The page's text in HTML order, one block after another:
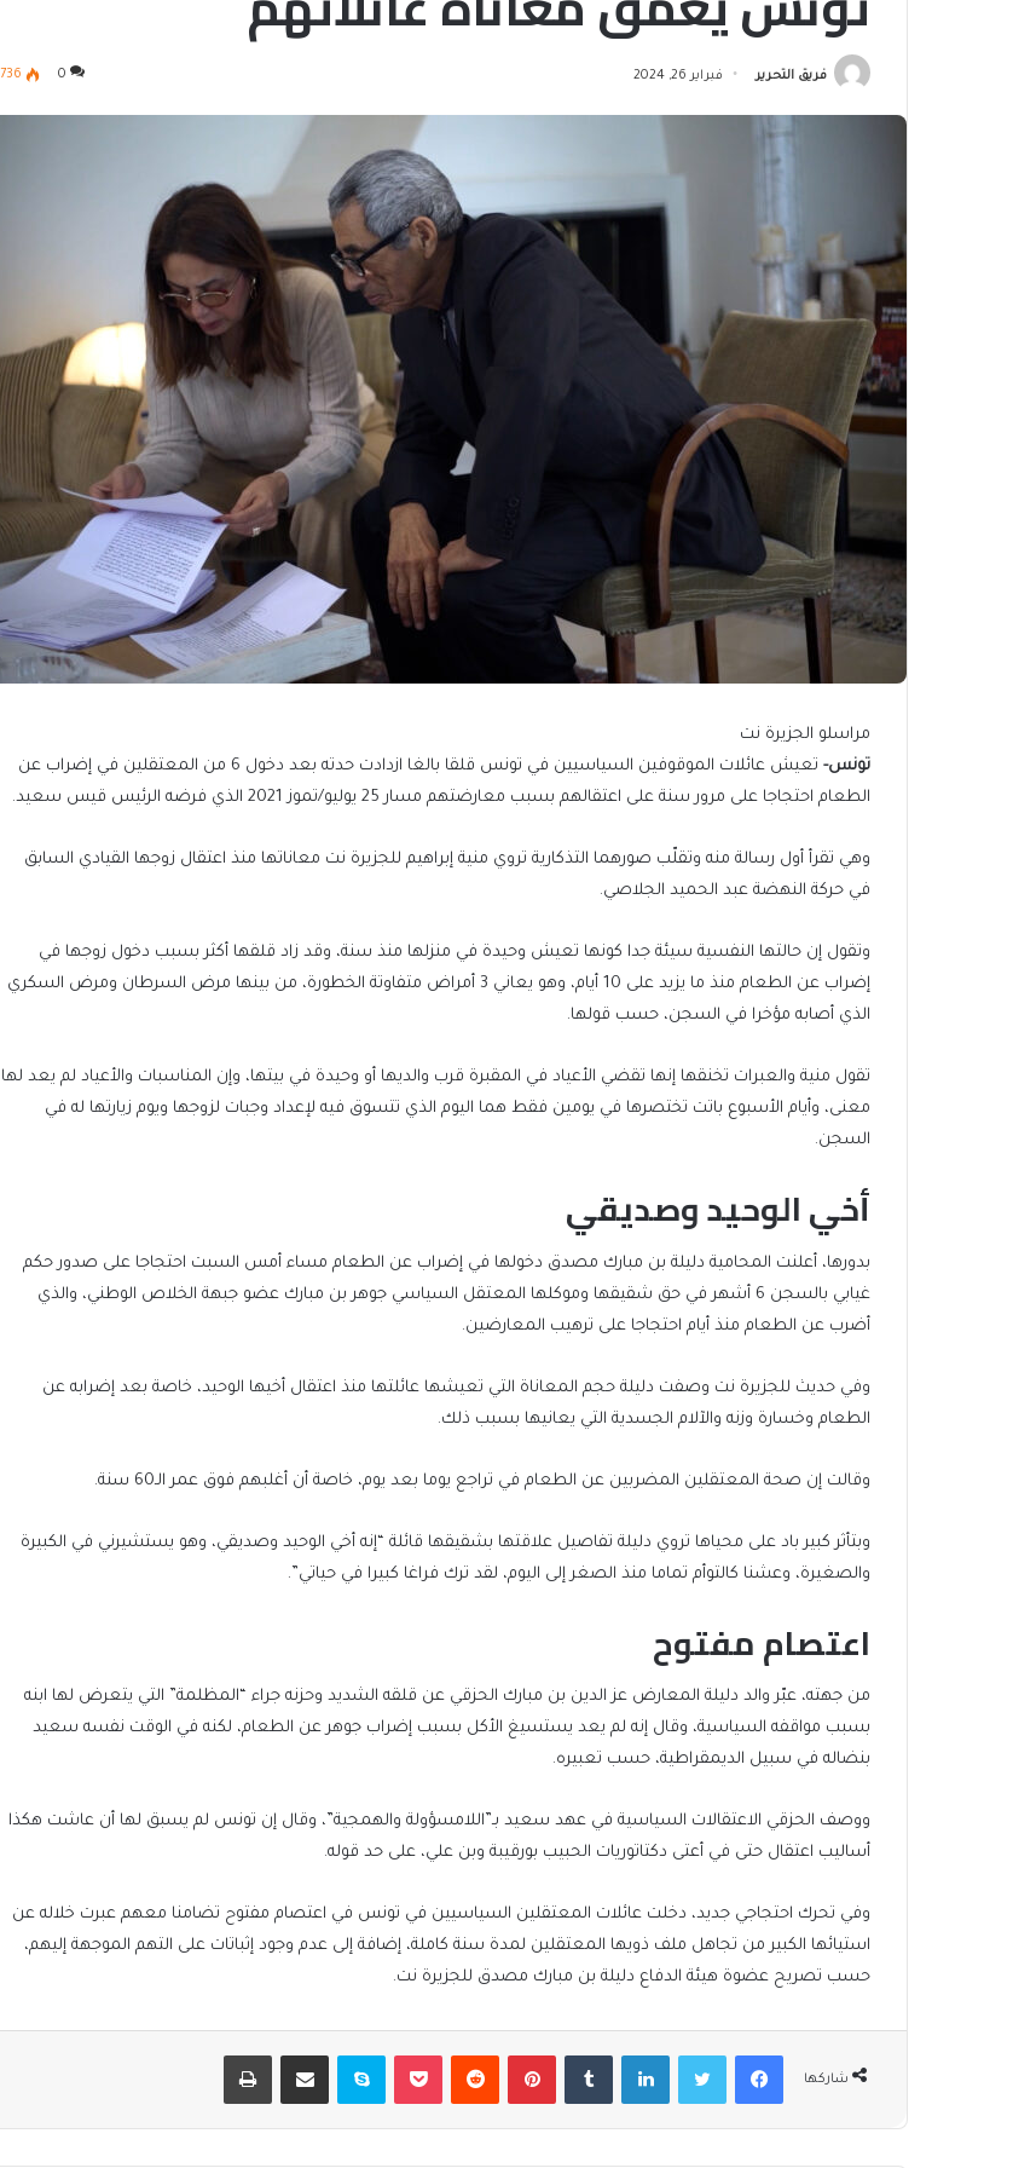
فريق التحرير فبراير 26, 2024 0
736
مراسلو الجزيرة نت
تونس-
تعيش عائلات الموقوفين السياسيين في تونس قلقا بالغا ازدادت حدته بعد دخول 6 من المعتقلين في إضراب عن
الطعام احتجاجا على مرور سنة على اعتقالهم بسبب معارضتهم مسار 25 يوليو/تموز 2021 الذي فرضه الرئيس قيس سعيد.
وهي تقرأ أول رسالة منه وتقلّب صورهما التذكارية تروي منية إبراهيم للجزيرة نت معاناتها منذ اعتقال زوجها القيادي السابق
في حركة النهضة عبد الحميد الجلاصي.
وتقول إن حالتها النفسية سيئة جدا كونها تعيش وحيدة في منزلها منذ سنة، وقد زاد قلقها أكثر بسبب دخول زوجها في
إضراب عن الطعام منذ ما يزيد على 10 أيام، وهو يعاني 3 أمراض متفاوتة الخطورة، من بينها مرض السرطان ومرض السكري
الذي أصابه مؤخرا في السجن، حسب قولها.
تقول منية والعبرات تخنقها إنها تقضي الأعياد في المقبرة قرب والديها أو وحيدة في بيتها، وإن المناسبات والأعياد لم يعد لها
معنى، وأيام الأسبوع باتت تختصرها في يومين فقط هما اليوم الذي تتسوق فيه لإعداد وجبات لزوجها ويوم زيارتها له في
السجن.
أخي الوحيد وصديقي
بدورها، أعلنت المحامية دليلة بن مبارك مصدق دخولها في إضراب عن الطعام مساء أمس السبت احتجاجا على صدور حكم
غيابي بالسجن 6 أشهر في حق شقيقها وموكلها المعتقل السياسي جوهر بن مبارك عضو جبهة الخلاص الوطني، والذي
أضرب عن الطعام منذ أيام احتجاجا على ترهيب المعارضين.
وفي حديث للجزيرة نت وصفت دليلة حجم المعاناة التي تعيشها عائلتها منذ اعتقال أخيها الوحيد، خاصة بعد إضرابه عن
الطعام وخسارة وزنه والآلام الجسدية التي يعانيها بسبب ذلك.
وقالت إن صحة المعتقلين المضربين عن الطعام في تراجع يوما بعد يوم، خاصة أن أغلبهم فوق عمر الـ60 سنة.
وبتأثر كبير باد على محياها تروي دليلة تفاصيل علاقتها بشقيقها قائلة “إنه أخي الوحيد وصديقي، وهو يستشيرني في الكبيرة
والصغيرة، وعشنا كالتوأم تماما منذ الصغر إلى اليوم، لقد ترك فراغا كبيرا في حياتي”.
اعتصام مفتوح
من جهته، عبّر والد دليلة المعارض عز الدين بن مبارك الحزقي عن قلقه الشديد وحزنه جراء “المظلمة” التي يتعرض لها ابنه
بسبب مواقفه السياسية، وقال إنه لم يعد يستسيغ الأكل بسبب إضراب جوهر عن الطعام، لكنه في الوقت نفسه سعيد
بنضاله في سبيل الديمقراطية، حسب تعبيره.
ووصف الحزقي الاعتقالات السياسية في عهد سعيد بـ”اللامسؤولة والهمجية”، وقال إن تونس لم يسبق لها أن عاشت هكذا
أساليب اعتقال حتى في أعتى دكتاتوريات الحبيب بورقيبة وبن علي، على حد قوله.
وفي تحرك احتجاجي جديد، دخلت عائلات المعتقلين السياسيين في تونس في اعتصام مفتوح تضامنا معهم عبرت خلاله عن
استيائها الكبير من تجاهل ملف ذويها المعتقلين لمدة سنة كاملة، إضافة إلى عدم وجود إثباتات على التهم الموجهة إليهم،
حسب تصريح عضوة هيئة الدفاع دليلة بن مبارك مصدق للجزيرة نت.
شاركها
فيسبوكتويتر لينكدإن بينتيريست بوكيت سكايب مشاركة عبر البريد طباعة